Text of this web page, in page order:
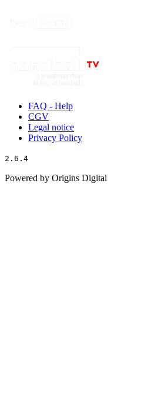
FAQ - Help
CGV
Legal notice
Privacy Policy
2.6.4
Powered by Origins Digital